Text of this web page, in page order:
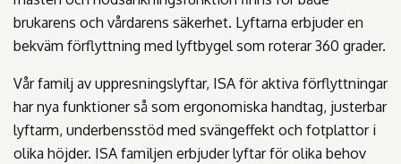
brukarens och vårdarens säkerhet. Lyftarna erbjuder en
bekväm förflyttning med lyftbygel som roterar 360 grader.
Vår familj av uppresningslyftar, ISA för aktiva förflyttningar
har nya funktioner så som ergonomiska handtag, justerbar
lyftarm, underbensstöd med svängeffekt och fotplattor i
olika höjder. ISA familjen erbjuder lyftar för olika behov